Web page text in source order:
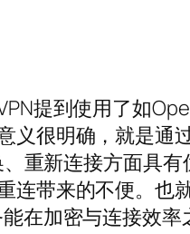
提到使用了如
义很明确，就是通
重新连接方面具
连带来的不便。也
在加密与连接效